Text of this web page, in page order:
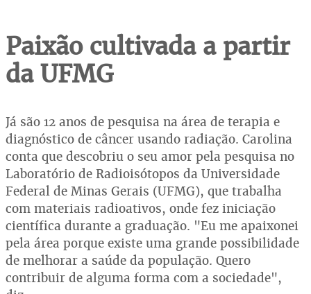
Paixão cultivada a partir
da UFMG
Já são 12 anos de pesquisa na área de terapia e
diagnóstico de câncer usando radiação. Carolina
conta que descobriu o seu amor pela pesquisa no
Laboratório de Radioisótopos da Universidade
Federal de Minas Gerais (UFMG), que trabalha
com materiais radioativos, onde fez iniciação
científica durante a graduação. "Eu me apaixonei
pela área porque existe uma grande possibilidade
de melhorar a saúde da população. Quero
contribuir de alguma forma com a sociedade",